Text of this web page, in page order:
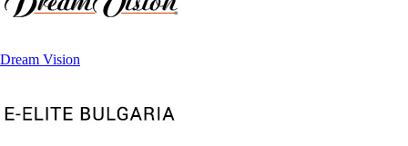
Dream Vision